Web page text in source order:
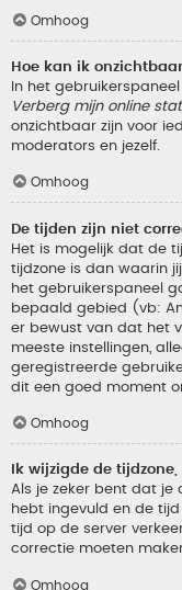
Omhoog
Hoe kan ik
In het
Verberg mijn online
onzichtbaar zijn voor
moderators en jezelf.
Omhoog
De tijden zijn niet
Het is mogelijk dat de
tijdzone is dan waarin
het gebruikerspaneel
bepaald gebied (vb:
er bewust van dat het
meeste instellingen,
geregistreerde
dit een goed moment
Omhoog
Ik wijzigde de
Als je zeker bent dat je
hebt ingevuld en de
tijd op de server
correctie moeten
Omhoog